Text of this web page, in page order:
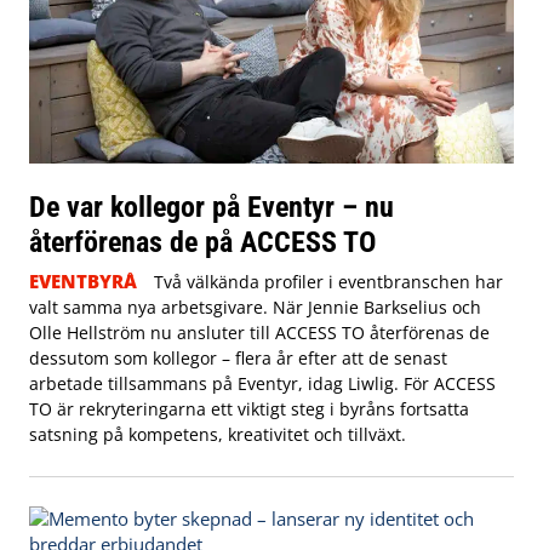
De var kollegor på Eventyr – nu
återförenas de på ACCESS TO
EVENTBYRÅ
Två välkända profiler i eventbranschen har
valt samma nya arbetsgivare. När Jennie Barkselius och
Olle Hellström nu ansluter till ACCESS TO återförenas de
dessutom som kollegor – flera år efter att de senast
arbetade tillsammans på Eventyr, idag Liwlig. För ACCESS
TO är rekryteringarna ett viktigt steg i byråns fortsatta
satsning på kompetens, kreativitet och tillväxt.